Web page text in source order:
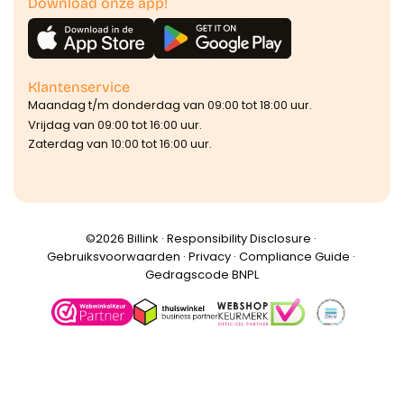
Klantenservice
Maandag t/m donderdag van 09:00 tot 18:00 uur.
Vrijdag van 09:00 tot 16:00 uur.
Zaterdag van 10:00 tot 16:00 uur.
©️2026 Billink · Responsibility Disclosure ·
Gebruiksvoorwaarden · Privacy· Compliance Guide ·
Gedragscode BNPL